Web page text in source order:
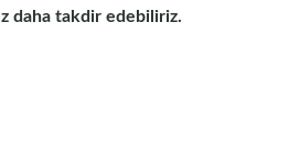
daha takdir edebiliriz.